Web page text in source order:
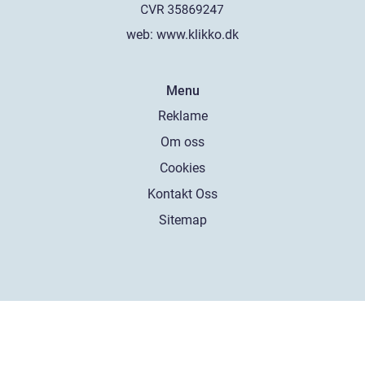
web: www.klikko.dk
Menu
Reklame
Om oss
Cookies
Kontakt Oss
Sitemap